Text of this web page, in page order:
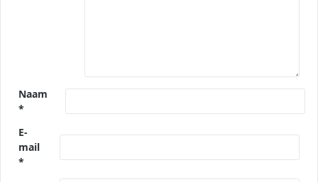
Naam
*
E-
mail
*